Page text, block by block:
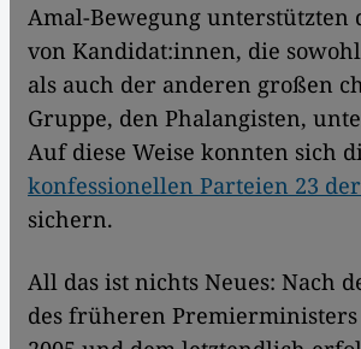
Amal-Bewegung unterstützten
von Kandidat:innen, die
als auch der anderen großen
Gruppe, den Phalangisten,
Auf diese Weise konnten sich
konfessionellen Parteien 23
sichern.
All das ist nichts Neues: Nach
des früheren